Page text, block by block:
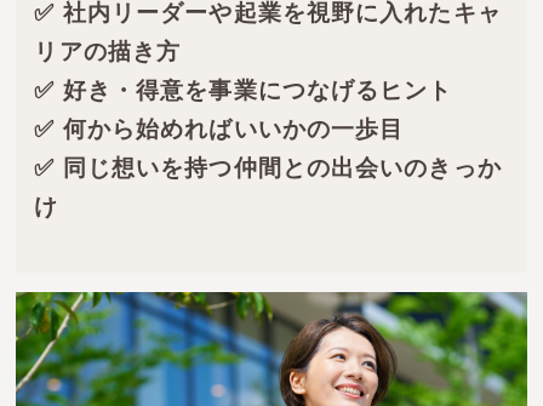
✅ 社内リーダーや起業を視野に入れたキャ
リアの描き方
✅ 好き・得意を事業につなげるヒント
✅ 何から始めればいいかの一歩目
✅ 同じ想いを持つ仲間との出会いのきっか
け